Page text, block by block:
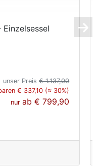
unser Preis€ 1.137,00
€ 337,10 (≈ 30%)
nurab€ 799,90